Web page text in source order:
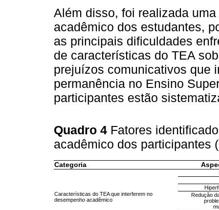
Além disso, foi realizada
acadêmico dos estudantes,
as principais dificuldades
de características do TEA
prejuízos comunicativos que
permanência no Ensino
participantes estão
Quadro 4 Fatores
acadêmico dos participantes
Categoria
Características do TEA que interferem no
desempenho acadêmico
Redução